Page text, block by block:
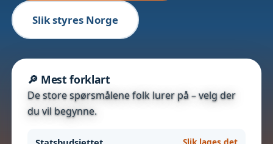
Slik styres Norge
🔎 Mest forklart
De store spørsmålene folk lurer på – velg der
du vil begynne.